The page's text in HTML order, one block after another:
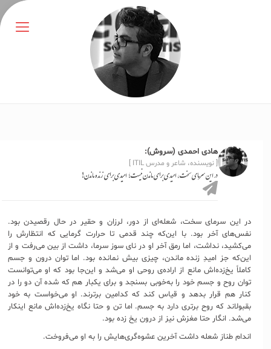
هادی احمدی (سروش):
[ نویسنده، شاعر و مدرس ITIL ]
در این سرمای سخت، امیدی برای ماندن نیست؛ امیدی برای زنده ماندن!
در این سرمای سخت، شعله‌ای از دور، لرزان و حقیر در حال رقصیدن بود.
نفس‌های آخر بود. با این‌که چند قدمی تا حرارت گرمایی که انتظارش را
می‌کشید، نداشت، اما رمق آخر او در نای سوز سرما، داشت از بین می‌رفت و از
این‌که جز امیدِ زنده ماندن، چیزی بیش نمانده بود. اما توان درون و جسم
کاملاً یخ‌زده‌اش مانع از اراده‌ی روحی او می‌شد و این‌جا بود که او می‌توانست
توان روح و جسم خود را به‌خوبی بسنجد و برای یک​بار هم که شده آن دو را در
کنار هم قرار بدهد و قیاس کند که کدامین برترند. او می‌خواست به خود
بقبولاند که روح برتری دارد به جسم. اما تن و حتا نگاه یخ‌زده‌اش مانع این​کار
می‌شد. انگار حتا مغزش نیز از درون یخ زده بود.
اندام طناز شعله داشت آخرین عشوه‌گری‌هایش را به او می‌فروخت.